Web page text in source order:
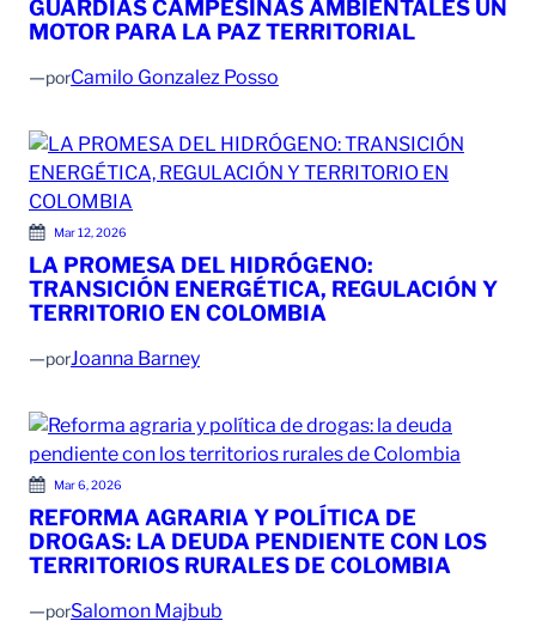
GUARDIAS CAMPESINAS AMBIENTALES UN
MOTOR PARA LA PAZ TERRITORIAL
—porCamilo Gonzalez Posso
Mar 12, 2026
LA PROMESA DEL HIDRÓGENO:
TRANSICIÓN ENERGÉTICA, REGULACIÓN Y
TERRITORIO EN COLOMBIA
—porJoanna Barney
Mar 6, 2026
REFORMA AGRARIA Y POLÍTICA DE
DROGAS: LA DEUDA PENDIENTE CON LOS
TERRITORIOS RURALES DE COLOMBIA
—porSalomon Majbub